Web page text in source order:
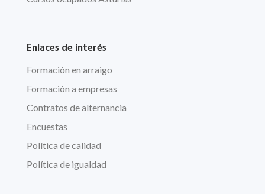
Enlaces de interés
Formación en arraigo
Formación a empresas
Contratos de alternancia
Encuestas
Política de calidad
Política de igualdad